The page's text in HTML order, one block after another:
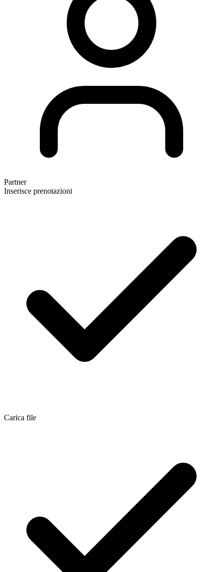
Partner
Inserisce prenotazioni
Carica file